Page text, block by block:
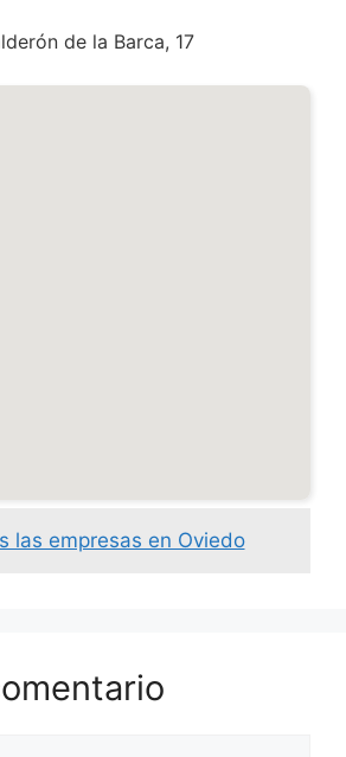
de la Barca, 17
las empresas en Oviedo